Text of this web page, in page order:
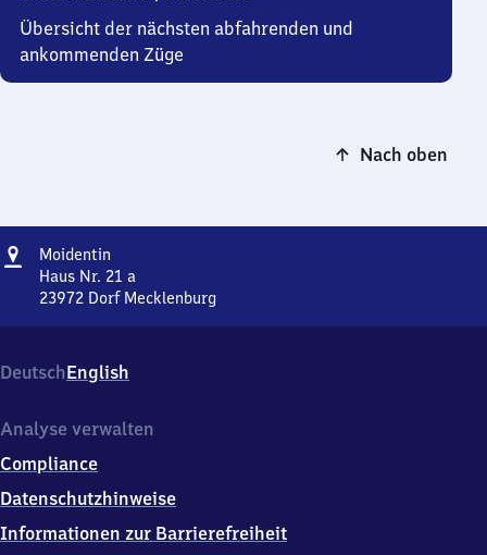
Übersicht der nächsten abfahrenden und
ankommenden Züge
Nach oben
Adresse
Moidentin
Haus Nr. 21 a
23972 Dorf Mecklenburg
Nr.
21
2
9
7
Dorf
DeutschEnglish
Analyse verwalten
Compliance
Datenschutzhinweise
Informationen zur Barrierefreiheit